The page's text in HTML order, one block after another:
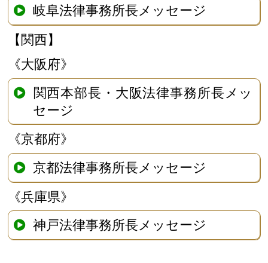
岐阜法律事務所長メッセージ
【関西】
《大阪府》
関西本部長・大阪法律事務所長メッ
セージ
《京都府》
京都法律事務所長メッセージ
《兵庫県》
神戸法律事務所長メッセージ